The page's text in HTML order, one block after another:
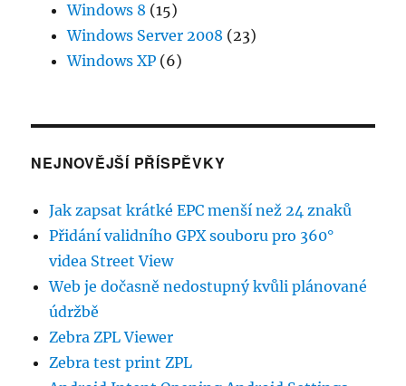
Windows 8 (15)
Windows Server 2008 (23)
Windows XP (6)
NEJNOVĚJŠÍ PŘÍSPĚVKY
Jak zapsat krátké EPC menší než 24 znaků
Přidání validního GPX souboru pro 360°
videa Street View
Web je dočasně nedostupný kvůli plánované
údržbě
Zebra ZPL Viewer
Zebra test print ZPL